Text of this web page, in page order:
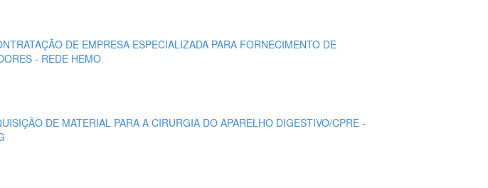
DE EMPRESA ESPECIALIZADA PARA FORNECIMENTO DE
- REDE HEMO
DE MATERIAL PARA A CIRURGIA DO APARELHO DIGESTIVO/CPRE -